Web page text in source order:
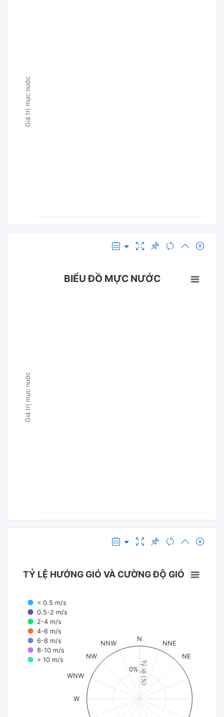
Giá trị mực nước
Giá trị mực nước
BIỂU ĐỒ MỰC NƯỚC
Tỷ lệ (%)
TỶ LỆ HƯỚNG GIÓ VÀ CƯỜNG ĐỘ GIÓ
< 0.5 m/s
0.5-2 m/s
2-4 m/s
4-6 m/s
6-8 m/s
8-10 m/s
> 10 m/s
N
NNE
NE
W
WNW
NW
NNW
0%